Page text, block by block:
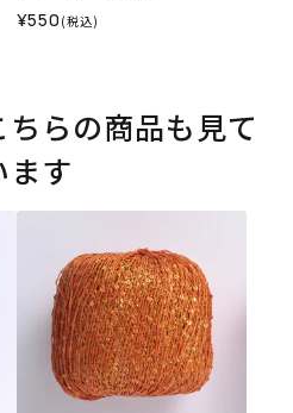
¥550 (税込)
らの商品も見て
ます